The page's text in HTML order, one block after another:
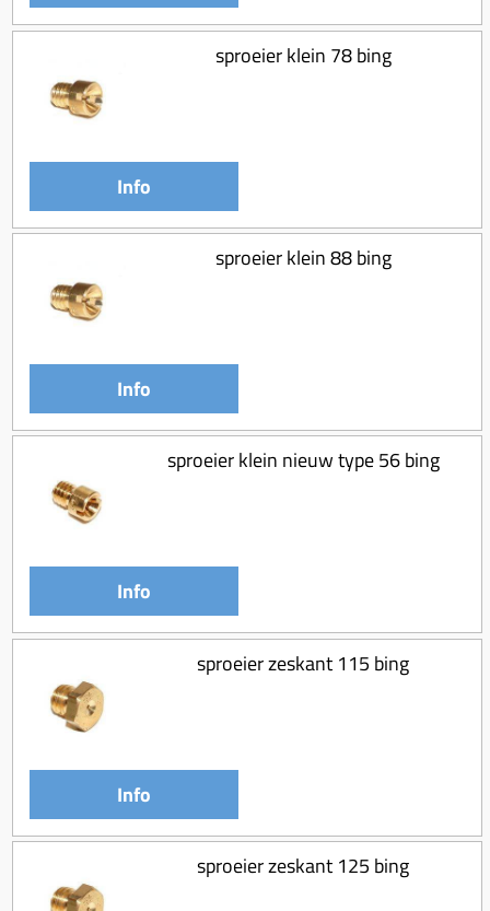
sproeier klein 78 bing
Info
sproeier klein 88 bing
Info
sproeier klein nieuw type 56 bing
Info
sproeier zeskant 115 bing
Info
sproeier zeskant 125 bing